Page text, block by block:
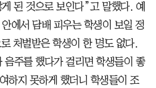
된 것으로 보인다”고 말했다. 예
에서 담배 피우는 학생이 보일 정
처벌받은 학생이 한 명도 없다.
음주를 했다가 걸리면 학생들이 좋
하지 못하게 했더니 학생들이 조